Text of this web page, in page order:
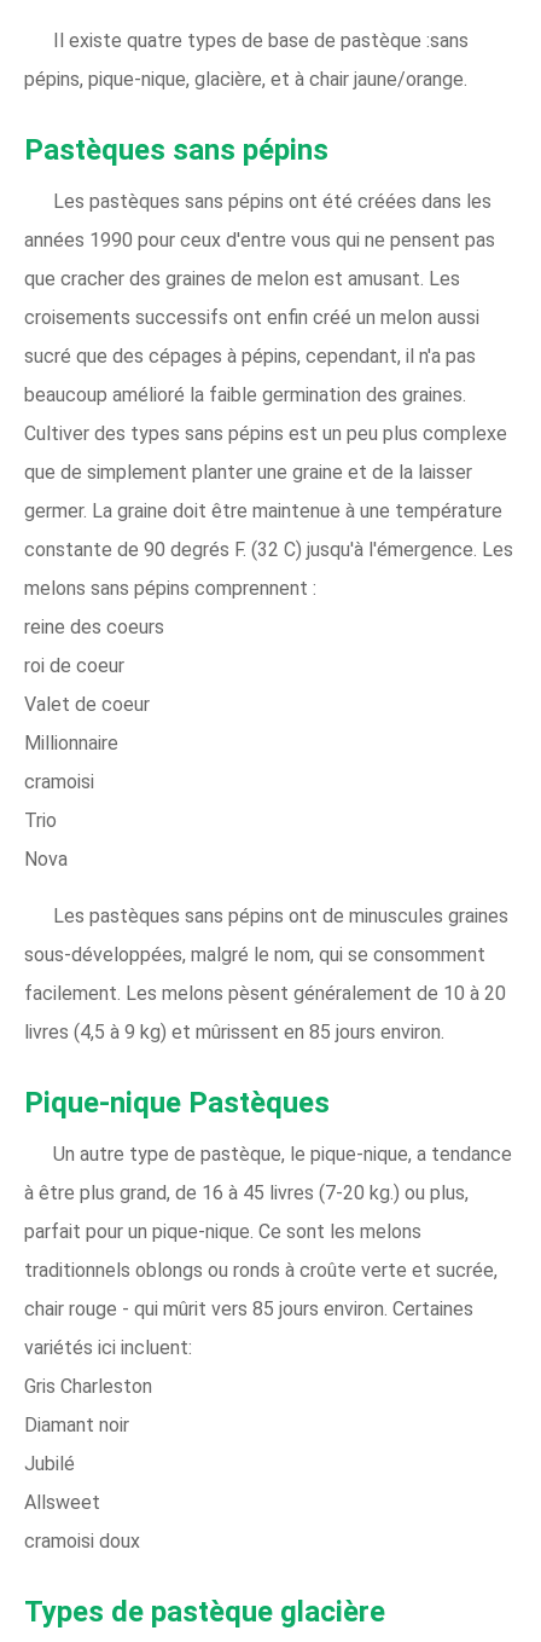
Il existe quatre types de base de pastèque :sans
pépins, pique-nique, glacière, et à chair jaune/orange.
Pastèques sans pépins
Les pastèques sans pépins ont été créées dans les
années 1990 pour ceux d'entre vous qui ne pensent pas
que cracher des graines de melon est amusant. Les
croisements successifs ont enfin créé un melon aussi
sucré que des cépages à pépins, cependant, il n'a pas
beaucoup amélioré la faible germination des graines.
Cultiver des types sans pépins est un peu plus complexe
que de simplement planter une graine et de la laisser
germer. La graine doit être maintenue à une température
constante de 90 degrés F. (32 C) jusqu'à l'émergence. Les
melons sans pépins comprennent :
reine des coeurs
roi de coeur
Valet de coeur
Millionnaire
cramoisi
Trio
Nova
Les pastèques sans pépins ont de minuscules graines
sous-développées, malgré le nom, qui se consomment
facilement. Les melons pèsent généralement de 10 à 20
livres (4,5 à 9 kg) et mûrissent en 85 jours environ.
Pique-nique Pastèques
Un autre type de pastèque, le pique-nique, a tendance
à être plus grand, de 16 à 45 livres (7-20 kg.) ou plus,
parfait pour un pique-nique. Ce sont les melons
traditionnels oblongs ou ronds à croûte verte et sucrée,
chair rouge - qui mûrit vers 85 jours environ. Certaines
variétés ici incluent:
Gris Charleston
Diamant noir
Jubilé
Allsweet
cramoisi doux
Types de pastèque glacière